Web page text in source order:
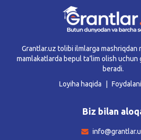
Grantlar.uz tolibi ilmlarga mashriqdan
mamlakatlarda bepul ta’lim olish
beradi.
Loyiha haqida
Biz bilan